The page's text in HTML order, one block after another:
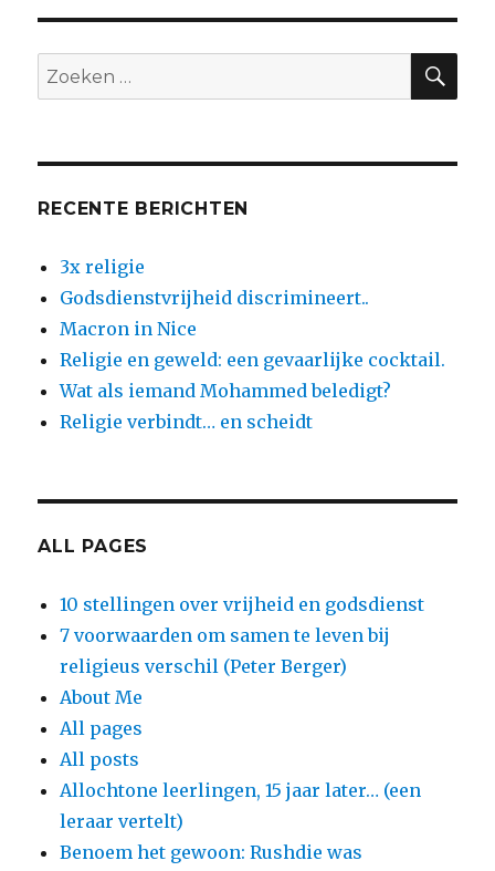
leiders
het
Zoeken
naar:
RECENTE BERICHTEN
3x religie
Godsdienstvrijheid discrimineert..
Macron in Nice
Religie en geweld: een gevaarlijke cocktail.
Wat als iemand Mohammed beledigt?
Religie verbindt… en scheidt
ALL PAGES
10 stellingen over vrijheid en godsdienst
7 voorwaarden om samen te leven bij
religieus verschil (Peter Berger)
About Me
All pages
All posts
Allochtone leerlingen, 15 jaar later… (een
leraar vertelt)
Benoem het gewoon: Rushdie was